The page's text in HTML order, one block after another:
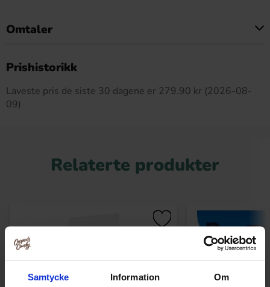
Samtycke Information Om
Omtaler
Prishistorikk
Laveste pris de siste 30 dagene er 279.90 kr (2026-08-
09)
Relaterte produkter